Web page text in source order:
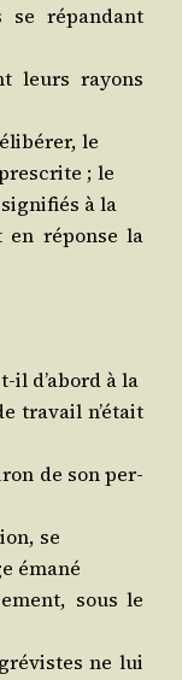
se répan­dant
leurs rayons
le
; le
à la
réponse la
il d’a­bord à la
tra­vail n’é­tait
de son per­
se
émané
sous le
ne lui